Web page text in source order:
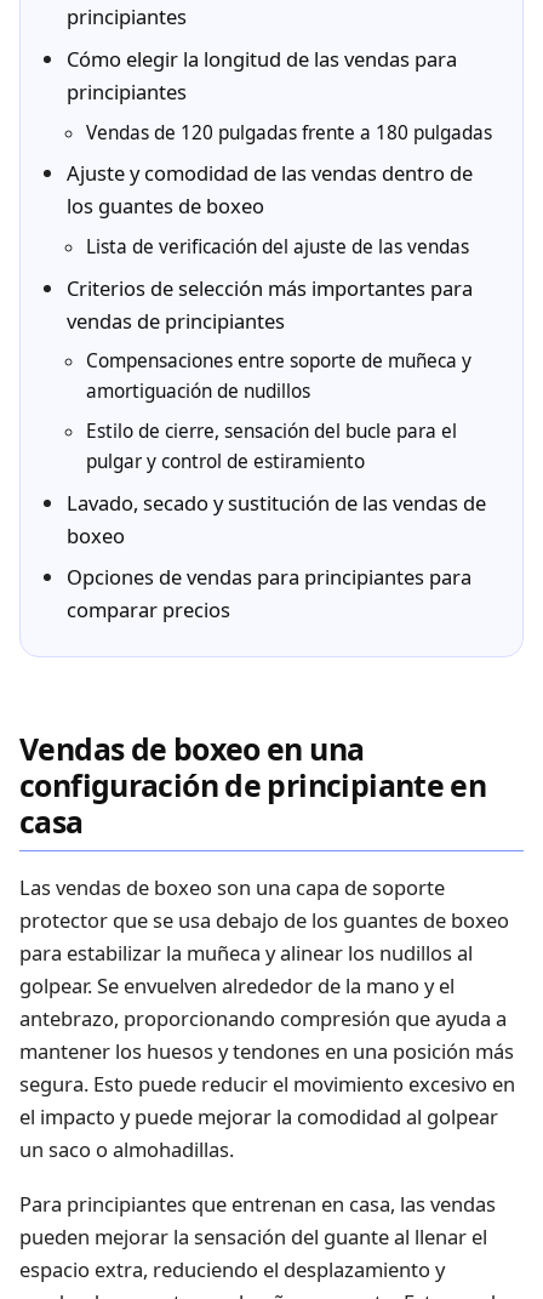
principiantes
Cómo elegir la longitud de las vendas para
principiantes
Vendas de 120 pulgadas frente a 180 pulgadas
Ajuste y comodidad de las vendas dentro de
los guantes de boxeo
Lista de verificación del ajuste de las vendas
Criterios de selección más importantes para
vendas de principiantes
Compensaciones entre soporte de muñeca y
amortiguación de nudillos
Estilo de cierre, sensación del bucle para el
pulgar y control de estiramiento
Lavado, secado y sustitución de las vendas de
boxeo
Opciones de vendas para principiantes para
comparar precios
Vendas de boxeo en una
configuración de principiante en
casa
Las vendas de boxeo son una capa de soporte
protector que se usa debajo de los guantes de boxeo
para estabilizar la muñeca y alinear los nudillos al
golpear. Se envuelven alrededor de la mano y el
antebrazo, proporcionando compresión que ayuda a
mantener los huesos y tendones en una posición más
segura. Esto puede reducir el movimiento excesivo en
el impacto y puede mejorar la comodidad al golpear
un saco o almohadillas.
Para principiantes que entrenan en casa, las vendas
pueden mejorar la sensación del guante al llenar el
espacio extra, reduciendo el desplazamiento y